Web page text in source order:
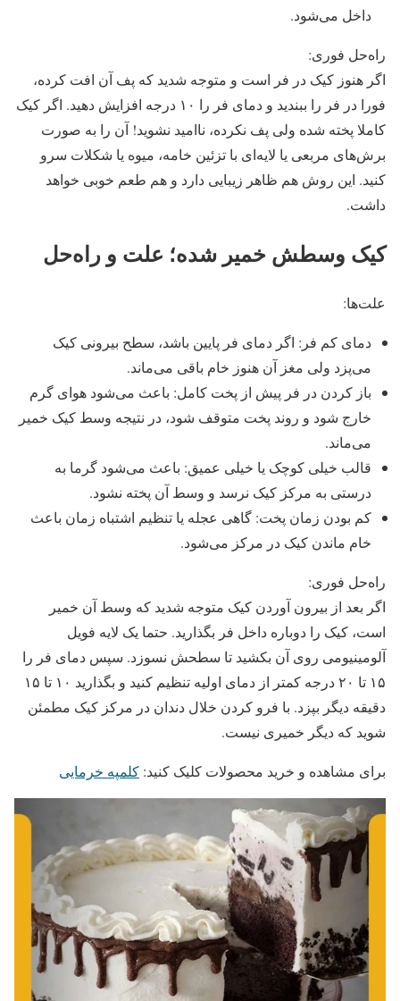
داخل می‌شود.
راه‌حل فوری:
اگر هنوز کیک در فر است و متوجه شدید که پف آن افت کرده،
فورا در فر را ببندید و دمای فر را ۱۰ درجه افزایش دهید. اگر کیک
کاملا پخته شده ولی پف نکرده، ناامید نشوید! آن را به صورت
برش‌های مربعی یا لایه‌ای با تزئین خامه، میوه یا شکلات سرو
کنید. این روش هم ظاهر زیبایی دارد و هم طعم خوبی خواهد
داشت.
کیک وسطش خمیر شده؛ علت و راه‌حل
علت‌ها:
دمای کم فر: اگر دمای فر پایین باشد، سطح بیرونی کیک
می‌پزد ولی مغز آن هنوز خام باقی می‌ماند.
باز کردن در فر پیش از پخت کامل: باعث می‌شود هوای گرم
خارج شود و روند پخت متوقف شود، در نتیجه وسط کیک خمیر
می‌ماند.
قالب خیلی کوچک یا خیلی عمیق: باعث می‌شود گرما به‌
درستی به مرکز کیک نرسد و وسط آن پخته نشود.
کم بودن زمان پخت: گاهی عجله یا تنظیم اشتباه زمان باعث
خام ماندن کیک در مرکز می‌شود.
راه‌حل فوری:
اگر بعد از بیرون آوردن کیک متوجه شدید که وسط آن خمیر
است، کیک را دوباره داخل فر بگذارید. حتما یک لایه فویل
آلومینیومی روی آن بکشید تا سطحش نسوزد. سپس دمای فر را
۱۵ تا ۲۰ درجه کمتر از دمای اولیه تنظیم کنید و بگذارید ۱۰ تا ۱۵
دقیقه دیگر بپزد. با فرو کردن خلال دندان در مرکز کیک مطمئن
شوید که دیگر خمیری نیست.
برای مشاهده و خرید محصولات کلیک کنید: کلمپه خرمایی